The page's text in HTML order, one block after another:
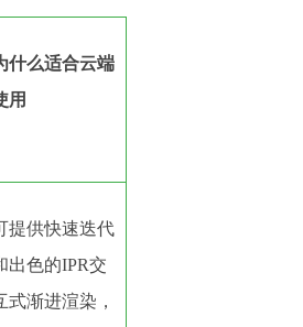
什么适合云端
用
提供快速迭代
出色的IPR交
式渐进渲染，